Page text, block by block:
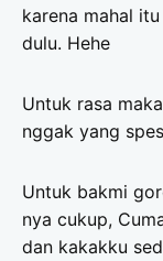
karena mahal
dulu. Hehe
Untuk rasa
nggak yang
Untuk bakmi
nya cukup,
dan kakakku